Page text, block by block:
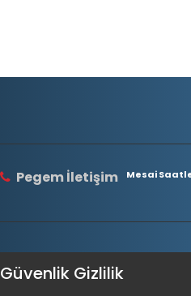
Pegem İletişim Mesai
Güvenlik Gizlilik